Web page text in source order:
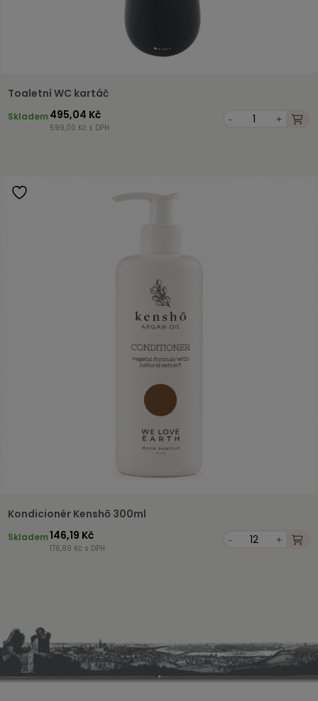
Toaletní WC kartáč
Skladem495,04 Kč
599,00 Kč s DPH
- +
Kondicionér Kenshō 300ml
Skladem146,19 Kč
176,89 Kč s DPH
- +